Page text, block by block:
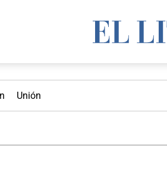
Unión